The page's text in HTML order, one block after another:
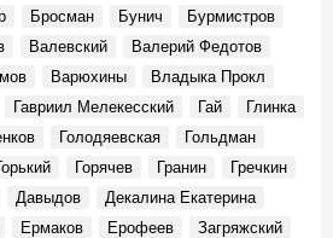
Волгу счастья!»
ЦК КПСС.
в 1969 – 1980 гг. ректор
института:
Бросман Бунич
Бурмистров
Валевский
Валерий Федотов
Варюхины
Владыка Прокл
Гавриил Мелекесский Гай
Глинка
Голодяевская
Гольдман
Горячев Гранин
Гречкин
Давыдов
Декалина Екатерина
Ермаков Ерофеев
Загряжский